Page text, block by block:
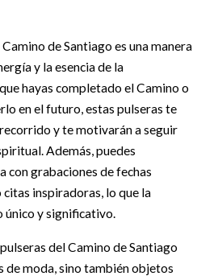
de Santiago es una manera
y la esencia de la
hayas completado el Camino o
en el futuro, estas pulseras te
y te motivarán a seguir
Además, puedes
con grabaciones de fechas
citas inspiradoras, lo que la
único y significativo.
del Camino de Santiago
de moda, sino también objetos